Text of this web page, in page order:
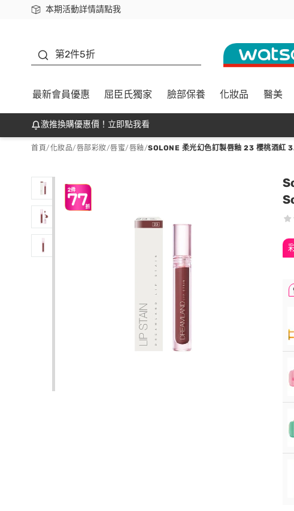
本期活動詳情請點我
下載app最高回饋$350
第2件5折
最新會員優惠 屈臣氏獨家 臉部保養 化妝品 醫美
激推換購優惠價！立即點我看
首頁/化妝品/唇部彩妝/唇蜜/唇釉/SOLONE 柔光幻色訂製唇釉 23 櫻桃酒紅